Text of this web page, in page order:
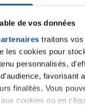
de vos données
traitons vos
les cookies pour
personnalisés,
favorisant
finalités. Vous
cookies ou en
ou lancer une
Se